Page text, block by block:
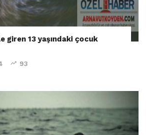
giren 13 yaşındaki çocuk
93